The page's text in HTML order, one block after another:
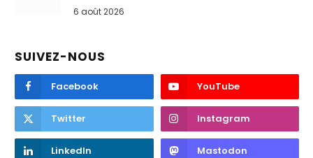
6 août 2026
SUIVEZ-NOUS
Facebook YouTube
Twitter Instagram
LinkedIn Mastodon